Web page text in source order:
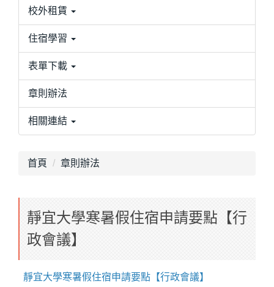
校外租賃
住宿學習
表單下載
章則辦法
相關連結
首頁 章則辦法
靜宜大學寒暑假住宿申請要點【行
政會議】
靜宜大學寒暑假住宿申請要點【行政會議】